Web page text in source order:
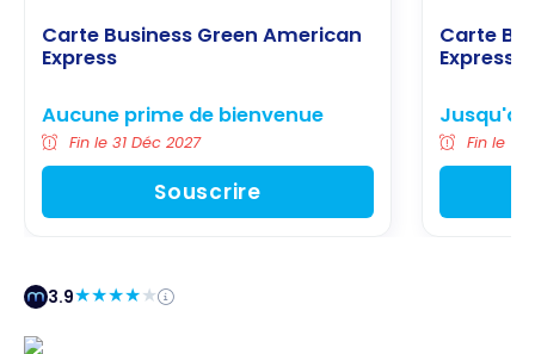
Carte Business Green American
Express
Aucune prime de bienvenue
Fin le 31 Déc 2027
Souscrire
Carte
Express
Jusqu'à
Fin le 15
3.9